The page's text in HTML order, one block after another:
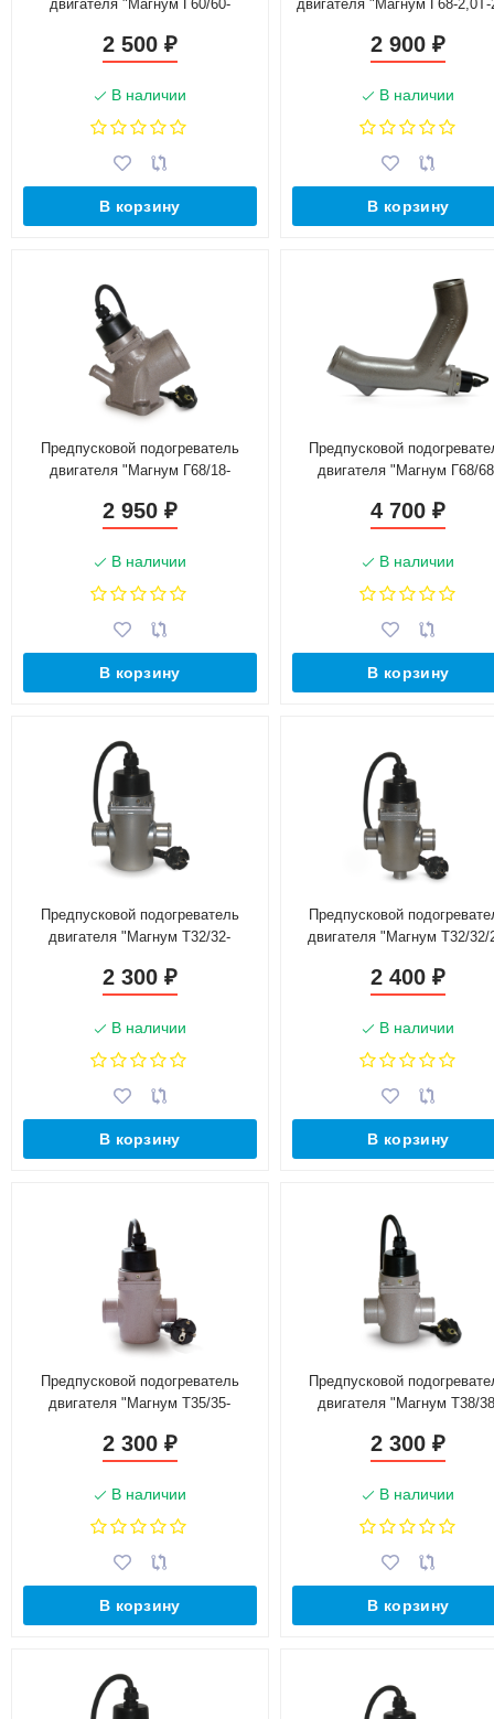
двигателя "Магнум Г60/60-
2 500 ₽
В наличии
В корзину
двигателя "Магнум Г68-2,0Т-
2 900₽
В наличии
В корзину
Предпусковой подогреватель
двигателя "Магнум Г68/18-
2 950 ₽
В наличии
В корзину
Предпусковой
двигателя "Магнум Г68/
4 700₽
В наличии
В корзину
Предпусковой подогреватель
двигателя "Магнум Т32/32-
2 300 ₽
В наличии
В корзину
Предпусковой
двигателя "Магнум Т32/32/
2 400₽
В наличии
В корзину
Предпусковой подогреватель
двигателя "Магнум Т35/35-
2 300 ₽
В наличии
В корзину
Предпусковой
двигателя "Магнум Т38/
2 300₽
В наличии
В корзину